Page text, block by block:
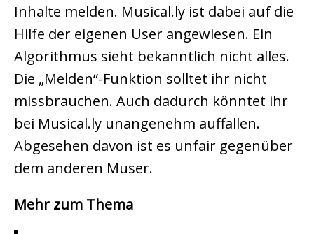
Inhalte melden. Musical.ly ist dabei auf die
Hilfe der eigenen User angewiesen. Ein
Algorithmus sieht bekanntlich nicht alles.
Die „Melden“-Funktion solltet ihr nicht
missbrauchen. Auch dadurch könntet ihr
bei Musical.ly unangenehm auffallen.
Abgesehen davon ist es unfair gegenüber
dem anderen Muser.
Mehr zum Thema